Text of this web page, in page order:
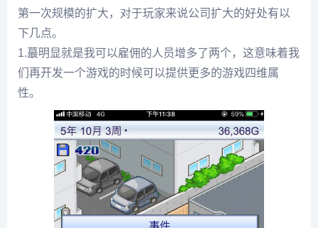
第一次规模的扩大，对于玩家来说公司扩大的好处有以
下几点。
1.蕞明显就是我可以雇佣的人员增多了两个，这意味着我
们再开发一个游戏的时候可以提供更多的游戏四维属
性。